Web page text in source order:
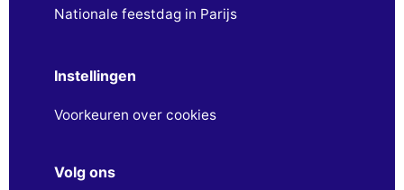
Nationale feestdag in Parijs
Instellingen
Voorkeuren over cookies
Volg ons